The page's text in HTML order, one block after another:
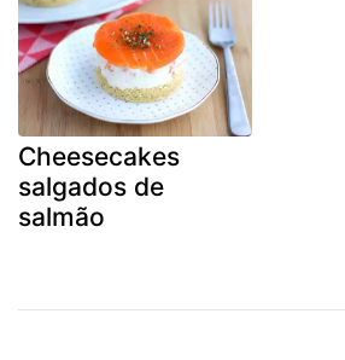
Cheesecakes
salgados de
salmão